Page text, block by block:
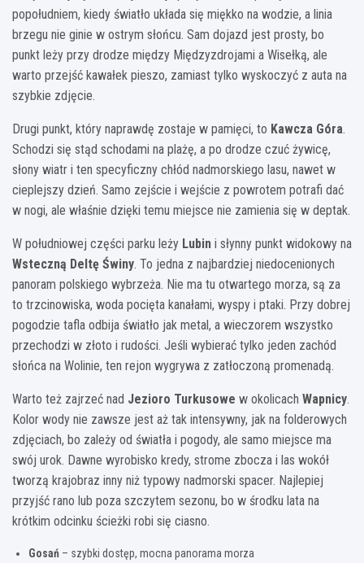
popołudniem, kiedy światło układa się miękko na wodzie, a linia
brzegu nie ginie w ostrym słońcu. Sam dojazd jest prosty, bo
punkt leży przy drodze między Międzyzdrojami a Wisełką, ale
warto przejść kawałek pieszo, zamiast tylko wyskoczyć z auta na
szybkie zdjęcie.
Drugi punkt, który naprawdę zostaje w pamięci, to Kawcza Góra.
Schodzi się stąd schodami na plażę, a po drodze czuć żywicę,
słony wiatr i ten specyficzny chłód nadmorskiego lasu, nawet w
cieplejszy dzień. Samo zejście i wejście z powrotem potrafi dać
w nogi, ale właśnie dzięki temu miejsce nie zamienia się w deptak.
W południowej części parku leży Lubin i słynny punkt widokowy na
Wsteczną Deltę Świny. To jedna z najbardziej niedocenionych
panoram polskiego wybrzeża. Nie ma tu otwartego morza, są za
to trzcinowiska, woda pocięta kanałami, wyspy i ptaki. Przy dobrej
pogodzie tafla odbija światło jak metal, a wieczorem wszystko
przechodzi w złoto i rudości. Jeśli wybierać tylko jeden zachód
słońca na Wolinie, ten rejon wygrywa z zatłoczoną promenadą.
Warto też zajrzeć nad Jezioro Turkusowe w okolicach Wapnicy.
Kolor wody nie zawsze jest aż tak intensywny, jak na folderowych
zdjęciach, bo zależy od światła i pogody, ale samo miejsce ma
swój urok. Dawne wyrobisko kredy, strome zbocza i las wokół
tworzą krajobraz inny niż typowy nadmorski spacer. Najlepiej
przyjść rano lub poza szczytem sezonu, bo w środku lata na
krótkim odcinku ścieżki robi się ciasno.
Gosań – szybki dostęp, mocna panorama morza